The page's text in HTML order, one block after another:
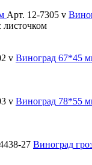
Арт. 12-7305 v
v Виноград 67*45
v Виноград 78*55
27 Виноград